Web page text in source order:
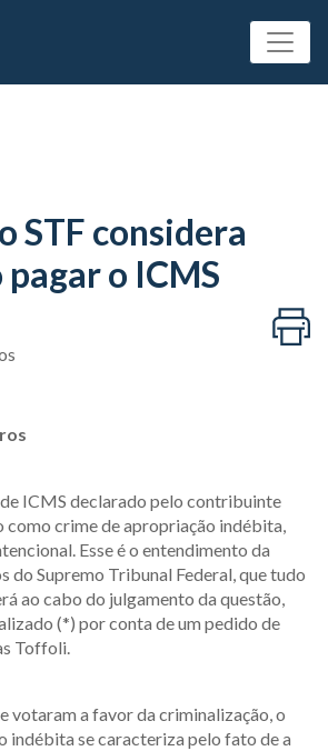
STF considera
o ICMS
ICMS declarado pelo contribuinte
como crime de apropriação indébita,
Esse é o entendimento da
do Supremo Tribunal Federal, que tudo
ao cabo do julgamento da questão,
(*) por conta de um pedido de
Toffoli.
votaram a favor da criminalização, o
indébita se caracteriza pelo fato de a